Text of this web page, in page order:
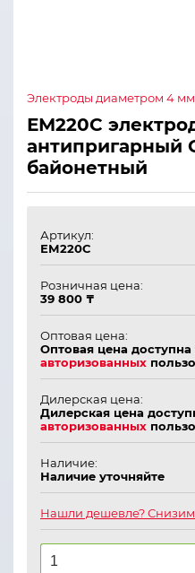
Электроды диаметром 4 мм
ЕМ220С
антипригарный
байонетный
Артикул:
ЕМ220С
Розничная цена:
39 800 ₸
Оптовая цена:
Оптовая цена доступна
авторизованных
Дилерская цена:
Дилерская цена
авторизованных
Наличие:
Наличие уточняйте
Нашли дешевле?